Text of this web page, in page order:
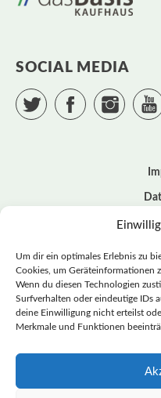
Um dir ein optimales Erlebnis zu
Cookies, um Geräteinformationen
Wenn du diesen Technologien
Surfverhalten oder eindeutige IDs
deine Einwilligung nicht erteilst
Merkmale und Funktionen
SOCIAL MEDIA
Twitter Facebook
Cookie
©